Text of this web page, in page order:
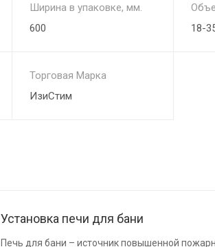
Ширина в упаковке, мм.
600
18-
Торговая Марка
ИзиСтим
Установка печи для бани
Печь для бани – источник повышенной